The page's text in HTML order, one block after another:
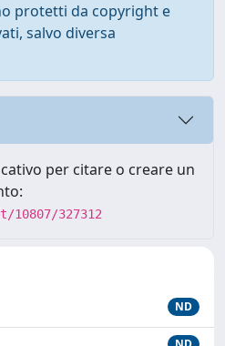
protetti da copyright e
salvo diversa
per citare o creare un
327312
ND